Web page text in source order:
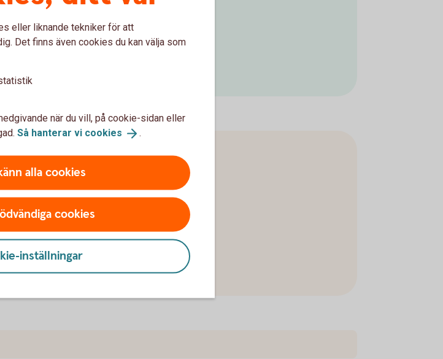
visar ny rapport
Idag minskar
fler utrikes födda
men fortsätter att
konjunktur från
eller liknande tekniker för att
Det finns även cookies du kan välja som
när du vill, på cookie-sidan eller
Så hanterar vi cookies .
alla cookies
cookies
inställningar